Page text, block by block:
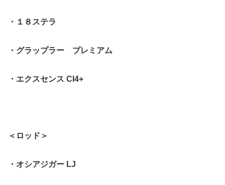
・１８ステラ
・グラップラー プレミアム
・エクスセンス CI4+
＜ロッド＞
・オシアジガー LJ